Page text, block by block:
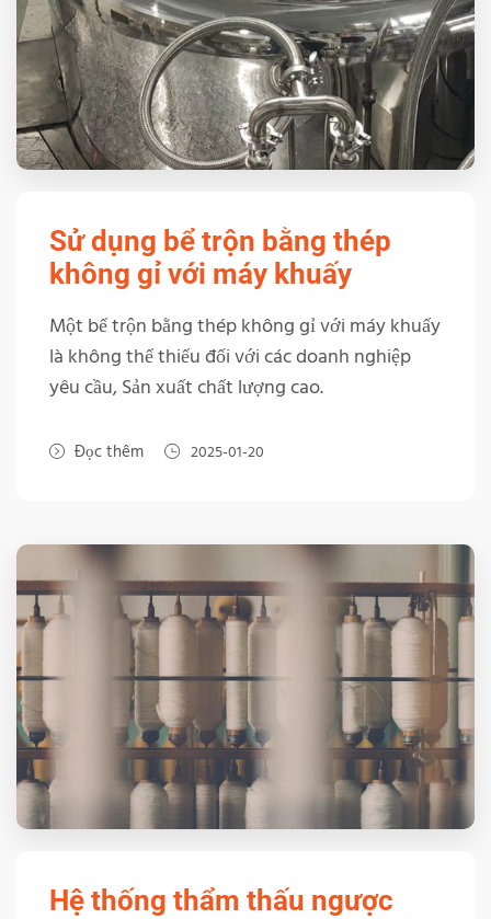
Sử dụng bể trộn bằng thép
không gỉ với máy khuấy
Một bể trộn bằng thép không gỉ với máy khuấy
là không thể thiếu đối với các doanh nghiệp
yêu cầu, Sản xuất chất lượng cao.
Đọc thêm 2025-01-20
Hệ thống thẩm thấu ngược